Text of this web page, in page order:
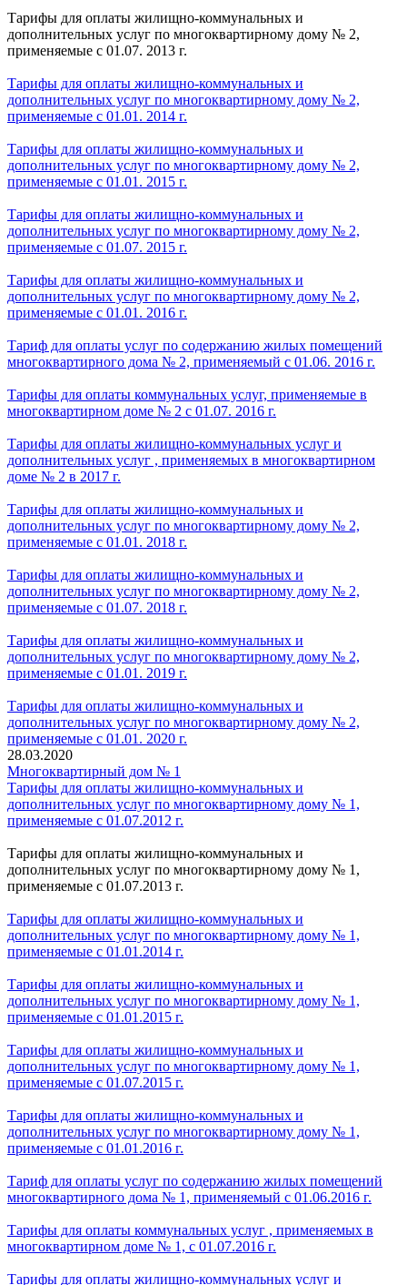
Тарифы для оплаты жилищно-коммунальных и
дополнительных услуг по многоквартирному дому № 2,
применяемые с 01.07. 2013 г.
Тарифы для оплаты жилищно-коммунальных и
дополнительных услуг по многоквартирному дому № 2,
применяемые с 01.01. 2014 г.
Тарифы для оплаты жилищно-коммунальных и
дополнительных услуг по многоквартирному дому № 2,
применяемые с 01.01. 2015 г.
Тарифы для оплаты жилищно-коммунальных и
дополнительных услуг по многоквартирному дому № 2,
применяемые с 01.07. 2015 г.
Тарифы для оплаты жилищно-коммунальных и
дополнительных услуг по многоквартирному дому № 2,
применяемые с 01.01. 2016 г.
Тариф для оплаты услуг по содержанию жилых помещений
многоквартирного дома № 2, применяемый с 01.06. 2016 г.
Тарифы для оплаты коммунальных услуг, применяемые в
многоквартирном доме № 2 с 01.07. 2016 г.
Тарифы для оплаты жилищно-коммунальных услуг и
дополнительных услуг , применяемых в многоквартирном
доме № 2 в 2017 г.
Тарифы для оплаты жилищно-коммунальных и
дополнительных услуг по многоквартирному дому № 2,
применяемые с 01.01. 2018 г.
Тарифы для оплаты жилищно-коммунальных и
дополнительных услуг по многоквартирному дому № 2,
применяемые с 01.07. 2018 г.
Тарифы для оплаты жилищно-коммунальных и
дополнительных услуг по многоквартирному дому № 2,
применяемые с 01.01. 2019 г.
Тарифы для оплаты жилищно-коммунальных и
дополнительных услуг по многоквартирному дому № 2,
применяемые с 01.01. 2020 г.
28.03.2020
Многоквартирный дом № 1
Тарифы для оплаты жилищно-коммунальных и
дополнительных услуг по многоквартирному дому № 1,
применяемые с 01.07.2012 г.
Тарифы для оплаты жилищно-коммунальных и
дополнительных услуг по многоквартирному дому № 1,
применяемые с 01.07.2013 г.
Тарифы для оплаты жилищно-коммунальных и
дополнительных услуг по многоквартирному дому № 1,
применяемые с 01.01.2014 г.
Тарифы для оплаты жилищно-коммунальных и
дополнительных услуг по многоквартирному дому № 1,
применяемые с 01.01.2015 г.
Тарифы для оплаты жилищно-коммунальных и
дополнительных услуг по многоквартирному дому № 1,
применяемые с 01.07.2015 г.
Тарифы для оплаты жилищно-коммунальных и
дополнительных услуг по многоквартирному дому № 1,
применяемые с 01.01.2016 г.
Тариф для оплаты услуг по содержанию жилых помещений
многоквартирного дома № 1, применяемый с 01.06.2016 г.
Тарифы для оплаты коммунальных услуг , применяемых в
многоквартирном доме № 1, с 01.07.2016 г.
Тарифы для оплаты жилищно-коммунальных услуг и